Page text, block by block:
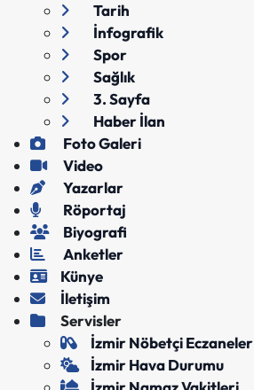
Tarih
İnfografik
Spor
Sağlık
3. Sayfa
Haber İlan
Foto Galeri
Video
Yazarlar
Röportaj
Biyografi
Anketler
Künye
İletişim
Servisler
İzmir Nöbetçi Eczaneler
İzmir Hava Durumu